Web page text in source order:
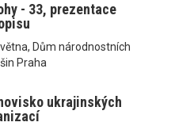
- 33, prezentace
Dům národnostních
Praha
ukrajinských